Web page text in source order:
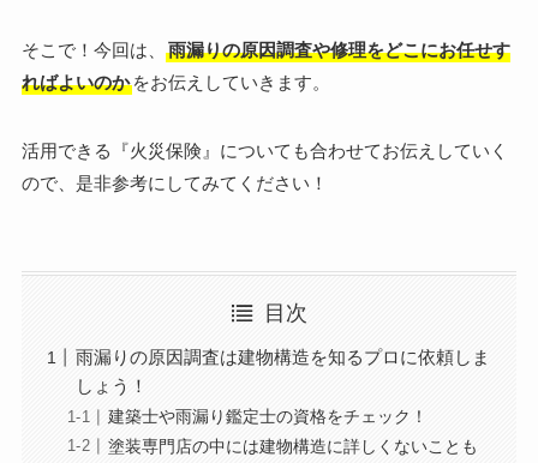
そこで！今回は、
雨漏りの原因調査や修理をどこにお任せす
ればよいのかをお伝えしていきます。
活用できる『火災保険』についても合わせてお伝えしていく
ので、是非参考にしてみてください！
目次
雨漏りの原因調査は建物構造を知るプロに依頼しま
しょう！
建築士や雨漏り鑑定士の資格をチェック！
塗装専門店の中には建物構造に詳しくないことも